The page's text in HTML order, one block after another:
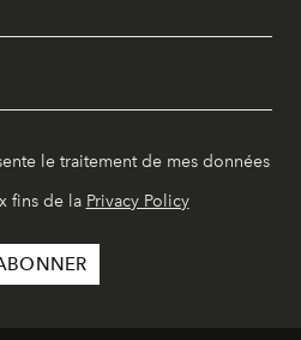
le traitement de mes données
fins de la Privacy Policy